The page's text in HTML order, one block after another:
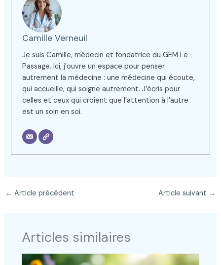
Camille Verneuil
Je suis Camille, médecin et fondatrice du GEM Le
Passage. Ici, j’ouvre un espace pour penser
autrement la médecine : une médecine qui écoute,
qui accueille, qui soigne autrement. J’écris pour
celles et ceux qui croient que l’attention à l’autre
est un soin en soi.
← Article précédent Article suivant →
Articles similaires